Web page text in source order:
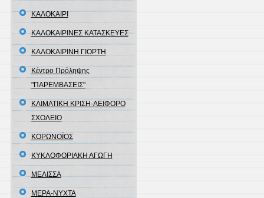
ΚΑΛΟΚΑΙΡΙ
ΚΑΛΟΚΑΙΡΙΝΕΣ ΚΑΤΑΣΚΕΥΕΣ
ΚΑΛΟΚΑΙΡΙΝΗ ΓΙΟΡΤΗ
Κέντρο Πρόληψης
"ΠΑΡΕΜΒΑΣΕΙΣ"
ΚΛΙΜΑΤΙΚΗ ΚΡΙΣΗ-ΑΕΙΦΟΡΟ
ΣΧΟΛΕΙΟ
ΚΟΡΩΝΟΪΟΣ
ΚΥΚΛΟΦΟΡΙΑΚΗ ΑΓΩΓΗ
ΜΕΛΙΣΣΑ
ΜΕΡΑ-ΝΥΧΤΑ